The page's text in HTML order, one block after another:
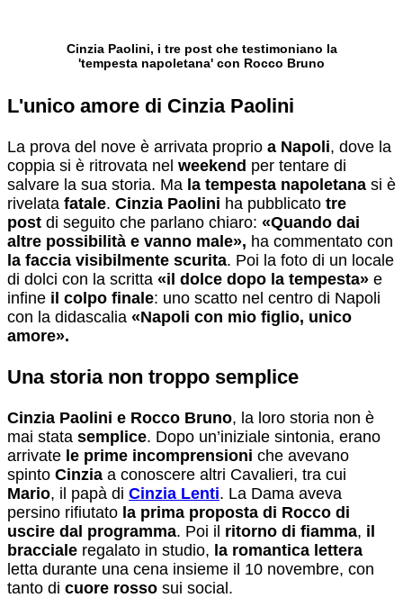
Cinzia Paolini, i tre post che testimoniano la
'tempesta napoletana' con Rocco Bruno
L'unico amore di Cinzia Paolini
La prova del nove è arrivata proprio a Napoli, dove la
coppia si è ritrovata nel weekend per tentare di
salvare la sua storia. Ma la tempesta napoletana si è
rivelata fatale. Cinzia Paolini ha pubblicato tre
post di seguito che parlano chiaro: «Quando dai
altre possibilità e vanno male», ha commentato con
la faccia visibilmente scurita. Poi la foto di un locale
di dolci con la scritta «il dolce dopo la tempesta» e
infine il colpo finale: uno scatto nel centro di Napoli
con la didascalia «Napoli con mio figlio, unico
amore».
Una storia non troppo semplice
Cinzia Paolini e Rocco Bruno, la loro storia non è
mai stata semplice. Dopo un’iniziale sintonia, erano
arrivate le prime incomprensioni che avevano
spinto Cinzia a conoscere altri Cavalieri, tra cui
Mario, il papà di Cinzia Lenti. La Dama aveva
persino rifiutato la prima proposta di Rocco di
uscire dal programma. Poi il ritorno di fiamma, il
bracciale regalato in studio, la romantica lettera
letta durante una cena insieme il 10 novembre, con
tanto di cuore rosso sui social.